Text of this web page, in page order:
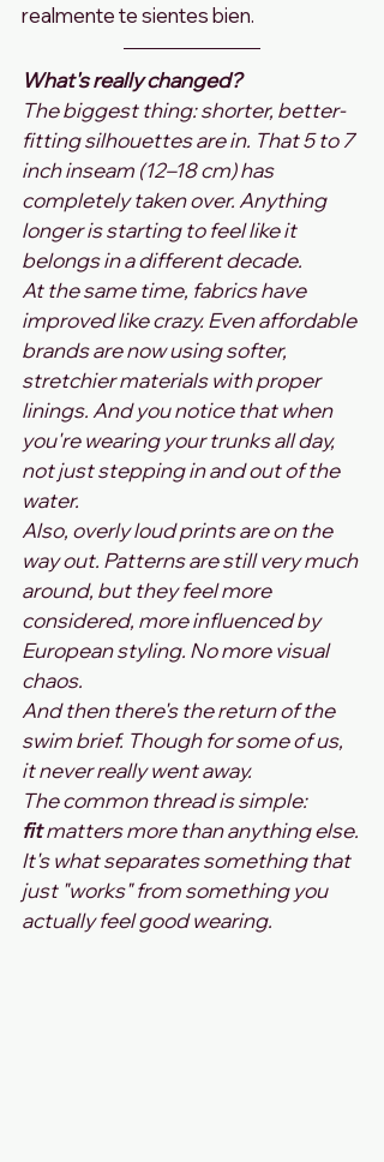
realmente te sientes bien.
What's really changed?
The biggest thing: shorter, better-
fitting silhouettes are in. That 5 to 7
inch inseam (12–18 cm) has
completely taken over. Anything
longer is starting to feel like it
belongs in a different decade.
At the same time, fabrics have
improved like crazy. Even affordable
brands are now using softer,
stretchier materials with proper
linings. And you notice that when
you're wearing your trunks all day,
not just stepping in and out of the
water.
Also, overly loud prints are on the
way out. Patterns are still very much
around, but they feel more
considered, more influenced by
European styling. No more visual
chaos.
And then there's the return of the
swim brief. Though for some of us,
it never really went away.
The common thread is simple:
fit matters more than anything else.
It's what separates something that
just "works" from something you
actually feel good wearing.